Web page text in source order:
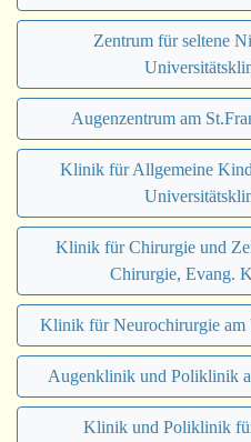
Zentrum für seltene
Augenzentrum am
Klinik für Allgemeine
Klinik für Chirurgie und
Chirurgie, Evang.
Klinik für Neurochirurgie
Augenklinik und Poliklinik
Klinik und Poliklinik